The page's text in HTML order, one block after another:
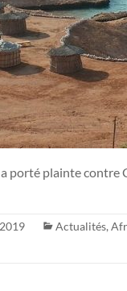
porté plainte
Actualités,